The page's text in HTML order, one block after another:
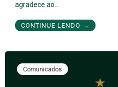
agradece ao…
CONTINUE LENDO →
Comunicados